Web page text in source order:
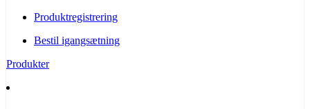
Produktregistrering
Bestil igangsætning
Produkter